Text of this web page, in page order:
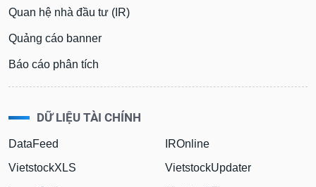
Quan hệ nhà đầu tư (IR)
Quảng cáo banner
Báo cáo phân tích
DỮ LIỆU TÀI CHÍNH
DataFeed
VietstockXLS
IROnline
VietstockUpdater